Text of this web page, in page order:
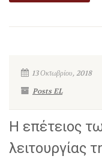
13 Οκτωβρίου, 2018
Posts EL
Η επέτειος
λειτουργίας